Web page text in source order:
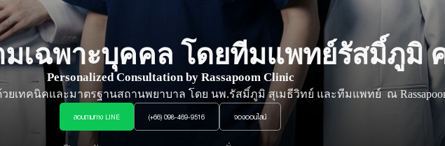
เฉพาะบุคคล โดยทีมแพทย์รัสมิ์ภูมิ
Personalized Consultation by Rassapoom Clinic
เทคนิคและมาตรฐานสถานพยาบาล โดย นพ.รัสมิ์ภูมิ สุเมธีวิทย์ และทีมแพทย์ ณ
สอบถามทาง LINE
(+66) 098-469-9516 จองออนไลน์